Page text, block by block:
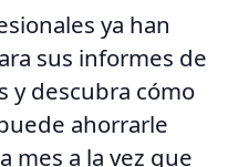
ya han
sus informes de
y descubra cómo
ahorrarle
mes a la vez que